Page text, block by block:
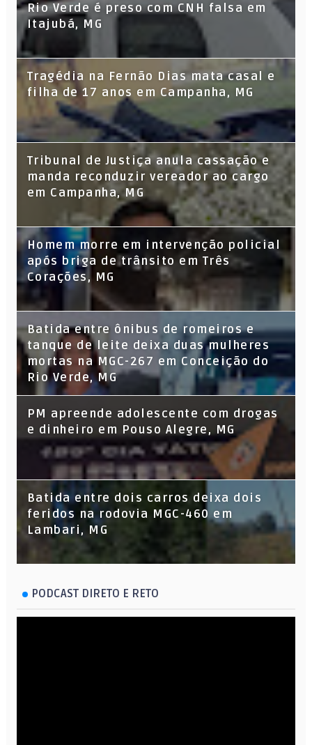
Rio Verde é preso com CNH falsa em
Itajubá, MG
Tragédia na Fernão Dias mata casal e
filha de 17 anos em Campanha, MG
Tribunal de Justiça anula cassação e
manda reconduzir vereador ao cargo
em Campanha, MG
Homem morre em intervenção policial
após briga de trânsito em Três
Corações, MG
Batida entre ônibus de romeiros e
tanque de leite deixa duas mulheres
mortas na MGC-267 em Conceição do
Rio Verde, MG
PM apreende adolescente com drogas
e dinheiro em Pouso Alegre, MG
Batida entre dois carros deixa dois
feridos na rodovia MGC-460 em
Lambari, MG
PODCAST DIRETO E RETO